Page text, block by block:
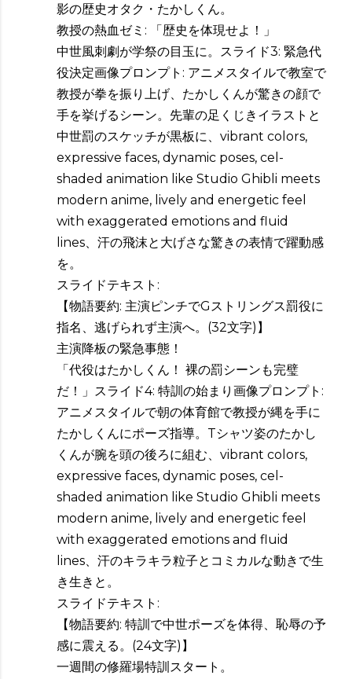
影の歴史オタク・たかしくん。
教授の熱血ゼミ: 「歴史を体現せよ！」
中世風刺劇が学祭の目玉に。スライド3: 緊急代
役決定画像プロンプト: アニメスタイルで教室で
教授が拳を振り上げ、たかしくんが驚きの顔で
手を挙げるシーン。先輩の足くじきイラストと
中世罰のスケッチが黒板に、vibrant colors,
expressive faces, dynamic poses, cel-
shaded animation like Studio Ghibli meets
modern anime, lively and energetic feel
with exaggerated emotions and fluid
lines、汗の飛沫と大げさな驚きの表情で躍動感
を。
スライドテキスト:
【物語要約: 主演ピンチでGストリングス罰役に
指名、逃げられず主演へ。(32文字)】
主演降板の緊急事態！
「代役はたかしくん！ 裸の罰シーンも完璧
だ！」スライド4: 特訓の始まり画像プロンプト:
アニメスタイルで朝の体育館で教授が縄を手に
たかしくんにポーズ指導。Tシャツ姿のたかし
くんが腕を頭の後ろに組む、vibrant colors,
expressive faces, dynamic poses, cel-
shaded animation like Studio Ghibli meets
modern anime, lively and energetic feel
with exaggerated emotions and fluid
lines、汗のキラキラ粒子とコミカルな動きで生
き生きと。
スライドテキスト:
【物語要約: 特訓で中世ポーズを体得、恥辱の予
感に震える。(24文字)】
一週間の修羅場特訓スタート。